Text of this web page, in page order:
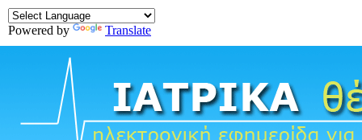
Powered by Translate